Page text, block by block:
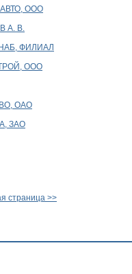
ООО
А. В.
ФИЛИАЛ
ООО
ОАО
ЗАО
страница >>